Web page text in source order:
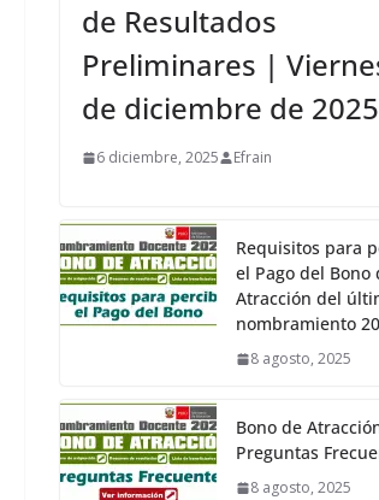
de Resultados
Preliminares |
de diciembre de 2025
6 diciembre, 2025 Efrain
Requisitos para
el Pago del Bono
Atracción del
nombramiento
8 agosto, 2025
Bono de
Preguntas
8 agosto, 2025